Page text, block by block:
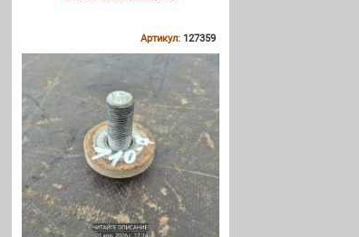
Артикул: 127359